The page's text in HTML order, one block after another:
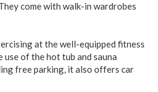
come with walk-in wardrobes
at the well-equipped fitness
of the hot tub and sauna
free parking, it also offers car